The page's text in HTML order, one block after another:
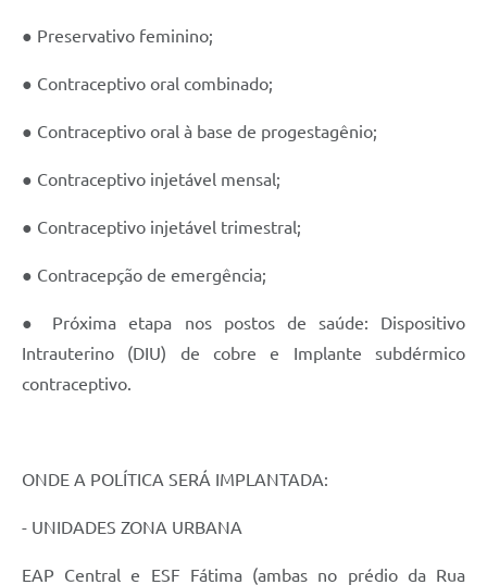
● Preservativo feminino;
● Contraceptivo oral combinado;
● Contraceptivo oral à base de progestagênio;
● Contraceptivo injetável mensal;
● Contraceptivo injetável trimestral;
● Contracepção de emergência;
● Próxima etapa nos postos de saúde: Dispositivo
Intrauterino (DIU) de cobre e Implante subdérmico
contraceptivo.
ONDE A POLÍTICA SERÁ IMPLANTADA:
- UNIDADES ZONA URBANA
EAP Central e ESF Fátima (ambas no prédio da Rua